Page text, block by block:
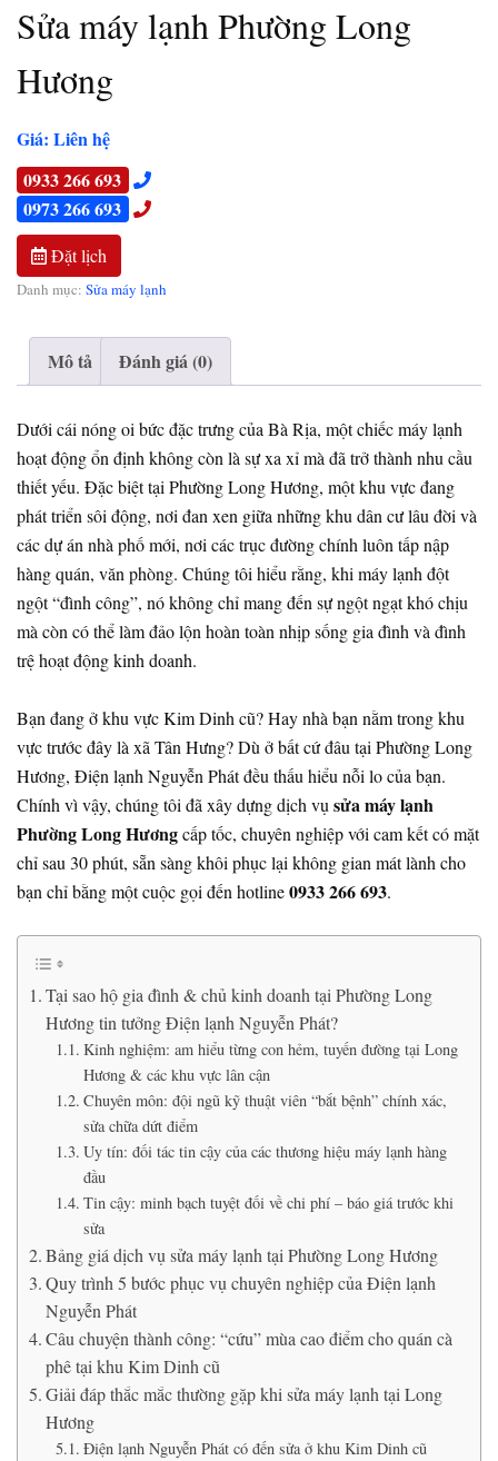
Sửa máy lạnh Phường Long
Hương
Giá: Liên hệ
0933 266 693
0973 266 693
Đặt lịch
Danh mục: Sửa máy lạnh
Mô tả Đánh giá (0)
Dưới cái nóng oi bức đặc trưng của Bà Rịa, một chiếc máy lạnh
hoạt động ổn định không còn là sự xa xỉ mà đã trở thành nhu cầu
thiết yếu. Đặc biệt tại Phường Long Hương, một khu vực đang
phát triển sôi động, nơi đan xen giữa những khu dân cư lâu đời và
các dự án nhà phố mới, nơi các trục đường chính luôn tấp nập
hàng quán, văn phòng. Chúng tôi hiểu rằng, khi máy lạnh đột
ngột “đình công”, nó không chỉ mang đến sự ngột ngạt khó chịu
mà còn có thể làm đảo lộn hoàn toàn nhịp sống gia đình và đình
trệ hoạt động kinh doanh.
Bạn đang ở khu vực Kim Dinh cũ? Hay nhà bạn nằm trong khu
vực trước đây là xã Tân Hưng? Dù ở bất cứ đâu tại Phường Long
Hương, Điện lạnh Nguyễn Phát đều thấu hiểu nỗi lo của bạn.
Chính vì vậy, chúng tôi đã xây dựng dịch vụ sửa máy lạnh
Phường Long Hươngcấp tốc, chuyên nghiệp với cam kết có mặt
chỉ sau 30 phút, sẵn sàng khôi phục lại không gian mát lành cho
bạn chỉ bằng một cuộc gọi đến hotline0933 266 693.
Tại sao hộ gia đình & chủ kinh doanh tại Phường Long
Hương tin tưởng Điện lạnh Nguyễn Phát?
Kinh nghiệm: am hiểu từng con hẻm, tuyến đường tại Long
Hương & các khu vực lân cận
Chuyên môn: đội ngũ kỹ thuật viên “bắt bệnh” chính xác,
sửa chữa dứt điểm
Uy tín: đối tác tin cậy của các thương hiệu máy lạnh hàng
đầu
Tin cậy: minh bạch tuyệt đối về chi phí – báo giá trước khi
sửa
Bảng giá dịch vụ sửa máy lạnh tại Phường Long Hương
Quy trình 5 bước phục vụ chuyên nghiệp của Điện lạnh
Nguyễn Phát
Câu chuyện thành công: “cứu” mùa cao điểm cho quán cà
phê tại khu Kim Dinh cũ
Giải đáp thắc mắc thường gặp khi sửa máy lạnh tại Long
Hương
Điện lạnh Nguyễn Phát có đến sửa ở khu Kim Dinh cũ